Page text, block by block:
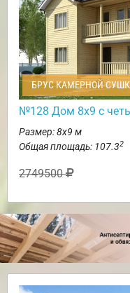
БРУС КАМЕРНОЙ
№128 Дом 8х9 с
Размер: 8х9 м
Общая площадь: 107.32
2749500